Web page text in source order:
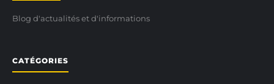
Blog d'actualités et d'informations
CATÉGORIES